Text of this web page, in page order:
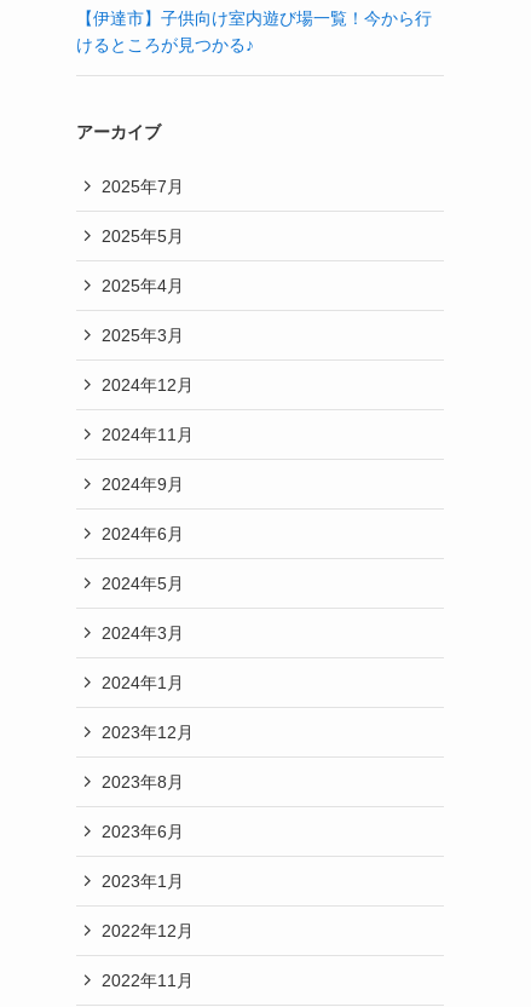
【伊達市】子供向け室内遊び場一覧！今から行
けるところが見つかる♪
アーカイブ
2025年7月
2025年5月
2025年4月
2025年3月
2024年12月
2024年11月
2024年9月
2024年6月
2024年5月
2024年3月
2024年1月
2023年12月
2023年8月
2023年6月
2023年1月
2022年12月
2022年11月